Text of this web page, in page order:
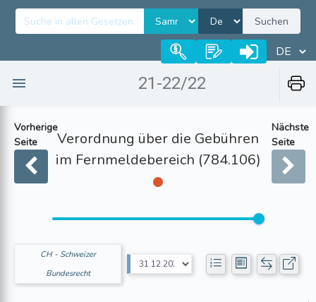
Suchen
21-22/22
Vorherige
Seite
Verordnung über die Gebühren
im Fernmeldebereich (784.106)
Nächste
Seite
CH - Schweizer
Bundesrecht